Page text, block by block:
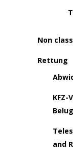
Non
Rettung
KFZ-
and